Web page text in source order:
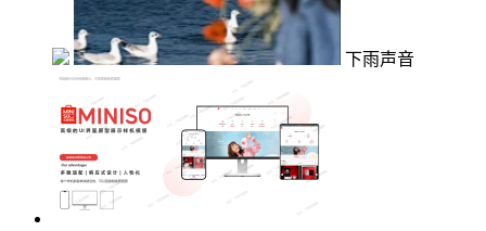
下雨声音